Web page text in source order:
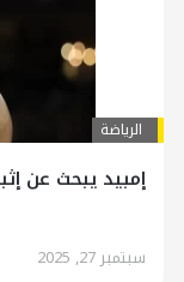
الرياضة
إمبيد يبحث عن
سبتمبر 27, 2025